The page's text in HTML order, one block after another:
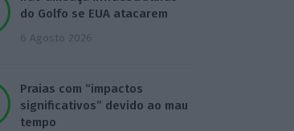
do Golfo se EUA atacarem
6 Agosto 2026
Praias com “impactos
significativos” devido ao mau
tempo